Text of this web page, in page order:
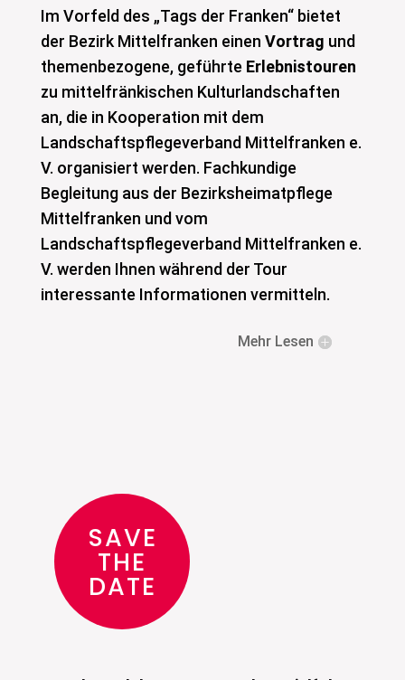
Im Vorfeld des „Tags der Franken“ bietet
der Bezirk Mittelfranken einen Vortrag und
themenbezogene, geführte Erlebnistouren
zu mittelfränkischen Kulturlandschaften
an, die in Kooperation mit dem
Landschaftspflegeverband Mittelfranken e.
V. organisiert werden. Fachkundige
Begleitung aus der Bezirksheimatpflege
Mittelfranken und vom
Landschaftspflegeverband Mittelfranken e.
V. werden Ihnen während der Tour
interessante Informationen vermitteln.
Mehr Lesen
SAVE
THE
DATE